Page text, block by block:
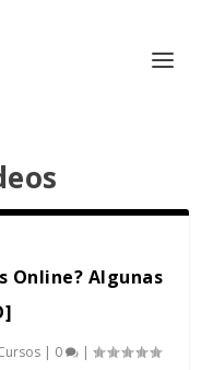
Online? Algunas
| 0 |